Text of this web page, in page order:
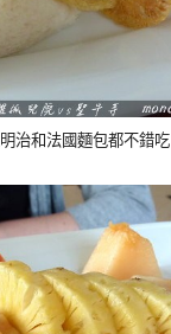
治和法國麵包都不錯吃